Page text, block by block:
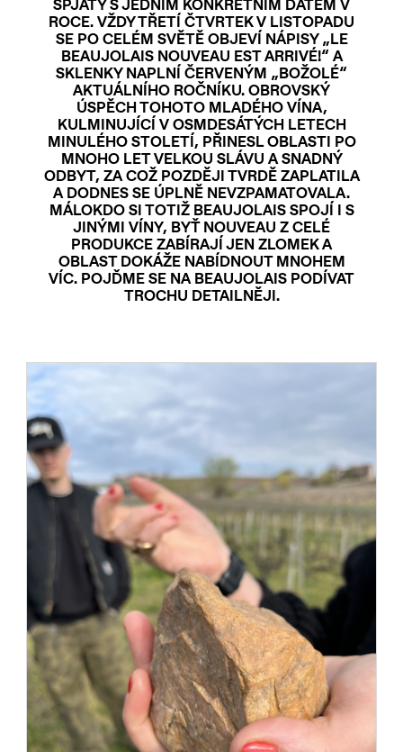
SPJATÝ S JEDNÍM KONKRÉTNÍM DATEM V
ROCE. VŽDY TŘETÍ ČTVRTEK V LISTOPADU
SE PO CELÉM SVĚTĚ OBJEVÍ NÁPISY „LE
BEAUJOLAIS NOUVEAU EST ARRIVÉ!“ A
SKLENKY NAPLNÍ ČERVENÝM „BOŽOLÉ“
AKTUÁLNÍHO ROČNÍKU. OBROVSKÝ
ÚSPĚCH TOHOTO MLADÉHO VÍNA,
KULMINUJÍCÍ V OSMDESÁTÝCH LETECH
MINULÉHO STOLETÍ, PŘINESL OBLASTI PO
MNOHO LET VELKOU SLÁVU A SNADNÝ
ODBYT, ZA COŽ POZDĚJI TVRDĚ ZAPLATILA
A DODNES SE ÚPLNĚ NEVZPAMATOVALA.
MÁLOKDO SI TOTIŽ BEAUJOLAIS SPOJÍ I S
JINÝMI VÍNY, BYŤ NOUVEAU Z CELÉ
PRODUKCE ZABÍRAJÍ JEN ZLOMEK A
OBLAST DOKÁŽE NABÍDNOUT MNOHEM
VÍC. POJĎME SE NA BEAUJOLAIS PODÍVAT
TROCHU DETAILNĚJI.